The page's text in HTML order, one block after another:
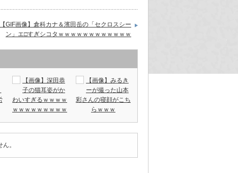
【GIF画像】倉科カナ＆濱田岳の「セクロスシー
ン」エ□すぎシコタｗｗｗｗｗｗｗｗｗｗｗｗ
【画像】深田恭
子の猫耳姿がか
わいすぎるｗｗｗｗ
ｗｗｗｗｗｗｗｗｗ
【画像】みるき
ーが撮った山本
彩さんの寝顔がこち
らｗｗｗ
。